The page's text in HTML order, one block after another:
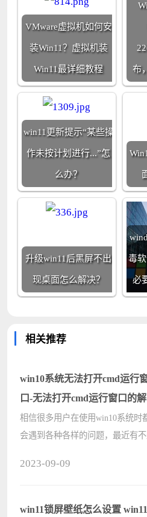
VMware虚拟机如何安
装Win11？虚拟机装
Win11最详细教程 布
win11更新提示“某些操
作未按计划进行...”怎
么办？
升级win11后黑屏不出
现桌面怎么解决？
毒
必
相关推荐
win10系统无法打开cmd运行
口-无法打开cmd运行窗口的
方法
相信很多用户在使用win10系统时
会遇到各种各样的问题，最近有
具体该如何解决呢？下面就给大
2023-09-09
win11锁屏壁纸怎么设置